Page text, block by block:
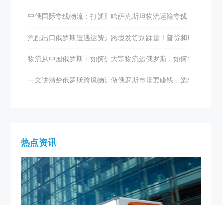
中俄国际专线物流：打通跨境电商的高效通道
哈萨克斯坦物流运输专线：全面解
汽配出口俄罗斯遭遇运费天价与时效困境？立德国际助您破局！
跨境发货别踩雷！普货和敏感货到
物流从中国俄罗斯：如何选择专业的物流服务商？
大宗物流运俄罗斯，如何省心又高
一文讲清楚俄罗斯跨境物流专线做俄罗斯市场要赚钱，选对物流很
热点资讯